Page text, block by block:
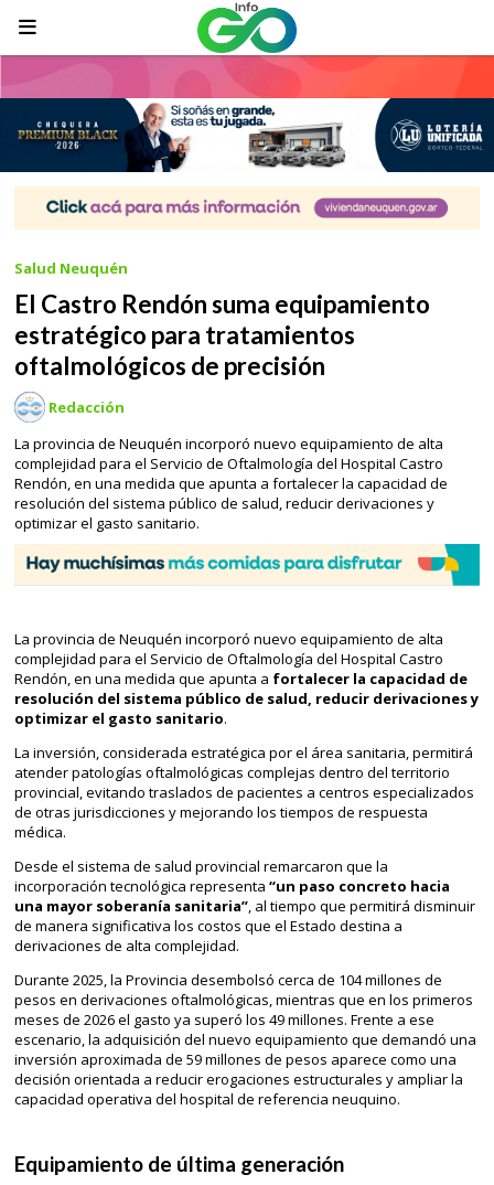
El Castro Rendón suma equipamiento
estratégico para tratamientos
oftalmológicos de precisión
La provincia de Neuquén incorporó nuevo equipamiento de alta
complejidad para el Servicio de Oftalmología del Hospital Castro
Rendón, en una medida que apunta a fortalecer la capacidad de
resolución del sistema público de salud, reducir derivaciones y
optimizar el gasto sanitario.
Salud Neuquén
Redacción
La provincia de Neuquén incorporó nuevo equipamiento de alta
complejidad para el Servicio de Oftalmología del Hospital Castro
Rendón, en una medida que apunta a fortalecer la capacidad de
resolución del sistema público de salud, reducir derivaciones y
optimizar el gasto sanitario.
La inversión, considerada estratégica por el área sanitaria, permitirá
atender patologías oftalmológicas complejas dentro del territorio
provincial, evitando traslados de pacientes a centros especializados
de otras jurisdicciones y mejorando los tiempos de respuesta
médica.
Desde el sistema de salud provincial remarcaron que la
incorporación tecnológica representa “un paso concreto hacia
una mayor soberanía sanitaria”, al tiempo que permitirá disminuir
de manera significativa los costos que el Estado destina a
derivaciones de alta complejidad.
Durante 2025, la Provincia desembolsó cerca de 104 millones de
pesos en derivaciones oftalmológicas, mientras que en los primeros
meses de 2026 el gasto ya superó los 49 millones. Frente a ese
escenario, la adquisición del nuevo equipamiento que demandó una
inversión aproximada de 59 millones de pesos aparece como una
decisión orientada a reducir erogaciones estructurales y ampliar la
capacidad operativa del hospital de referencia neuquino.
Equipamiento de última generación